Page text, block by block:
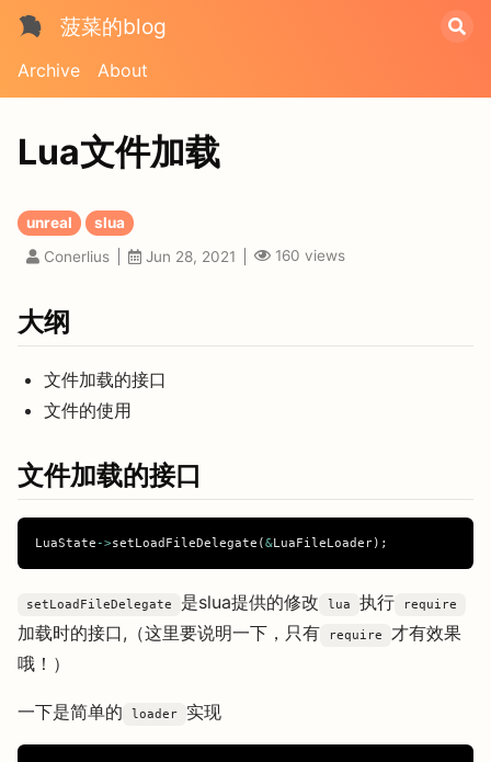
菠菜的blog
Archive About
Lua文件加载
unreal
slua
Conerlius
Jun 28, 2021 160 views
大纲
文件加载的接口
文件的使用
文件加载的接口
LuaState ->setLoadFileDelegate ( &LuaFileLoader);
setLoadFileDelegate 是slua提供的修改 lua 执行 require
加载时的接口,（这里要说明一下，只有 require
才有效果
哦！）
一下是简单的 loader 实现